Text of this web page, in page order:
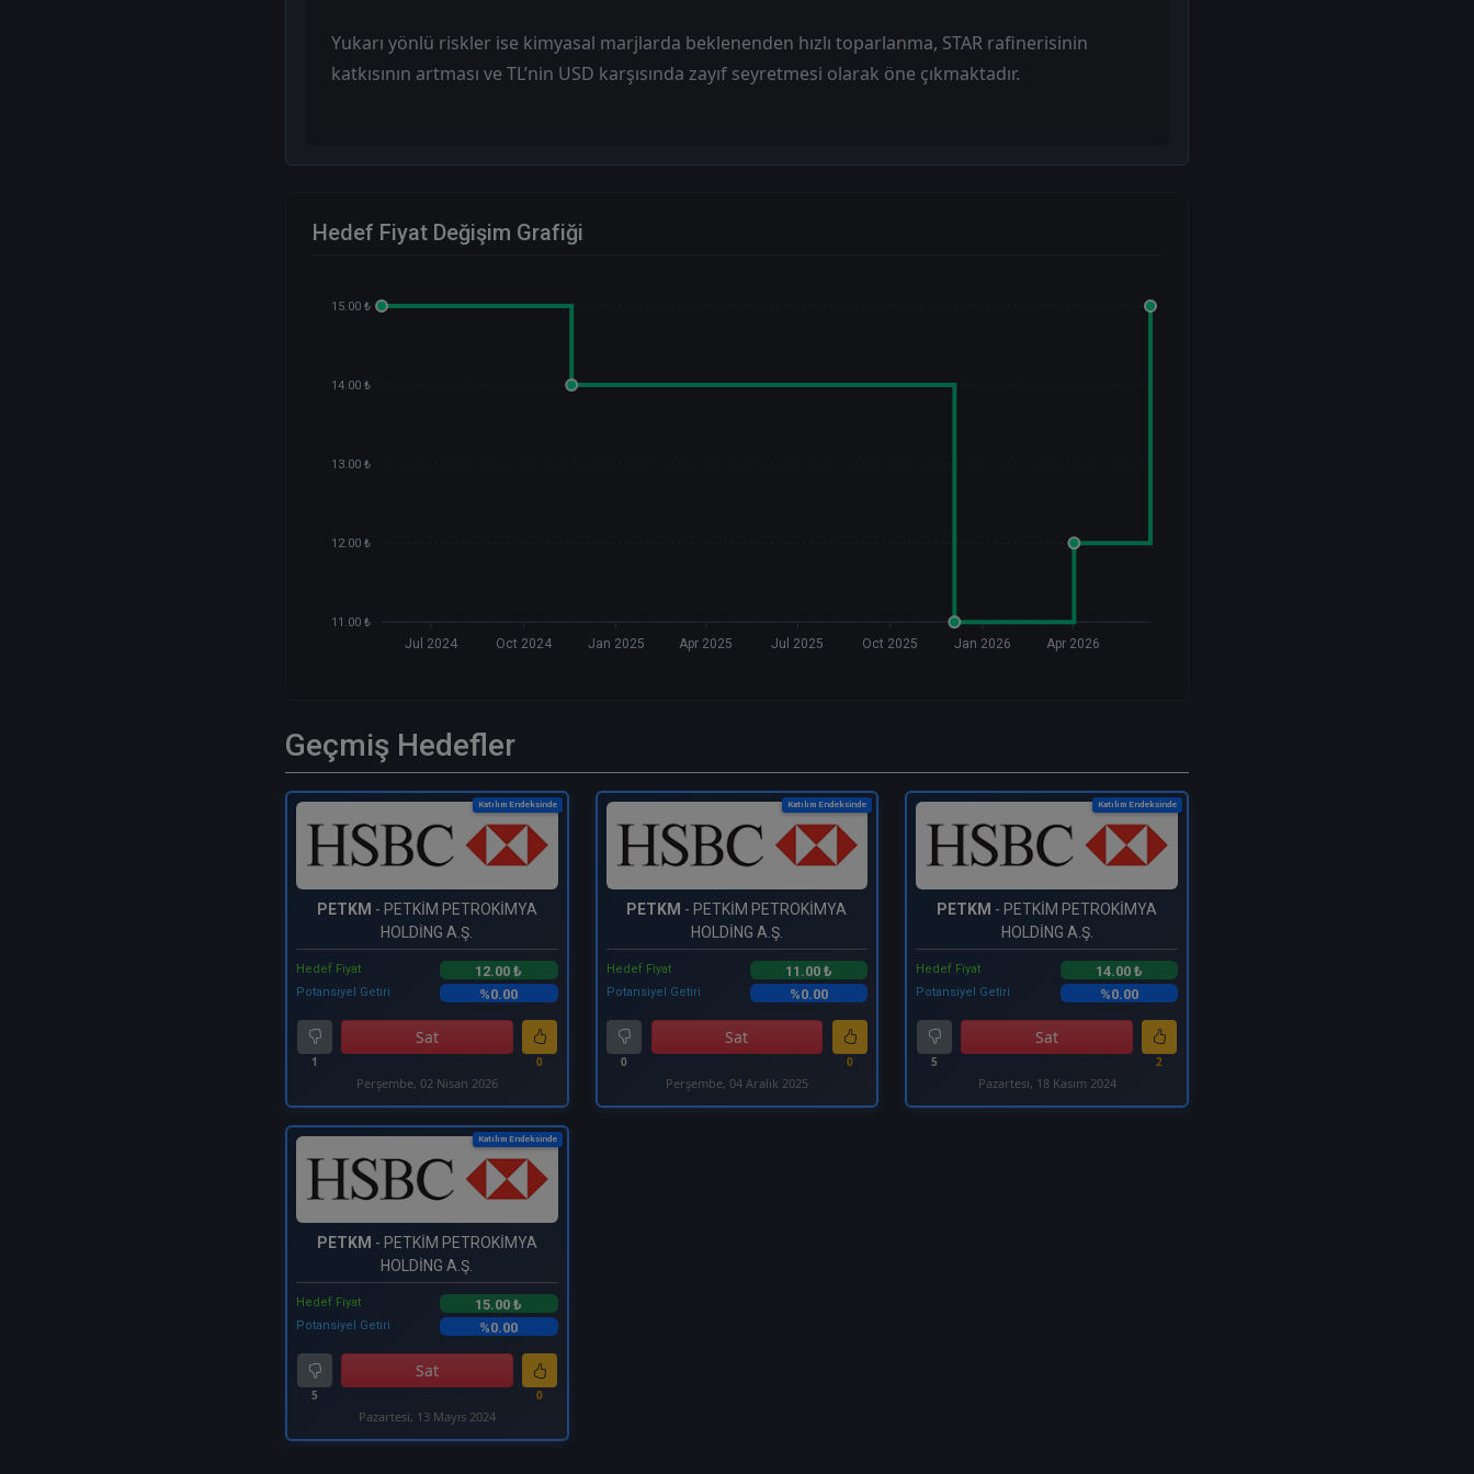
Yukarı yönlü riskler ise kimyasal marjlarda beklenenden hızlı toparlanma, STAR rafinerisinin
katkısının artması ve TL’nin USD karşısında zayıf seyretmesi olarak öne çıkmaktadır.
Hedef Fiyat Değişim Grafiği
15.00 ₺
14.00 ₺
13.00 ₺
12.00 ₺
11.00 ₺
Jul 2024 Oct 2024 Jan 2025 Apr 2025 Jul 2025 Oct 2025 Jan 2026 Apr 2026
Geçmiş Hedefler
Katılım Endeksinde
PETKM - PETKİM PETROKİMYA
HOLDİNG A.Ş.
Hedef Fiyat 12.00 ₺
Potansiyel Getiri %0.00
1
Sat
0
Perşembe, 02 Nisan 2026
Katılım Endeksinde
PETKM - PETKİM PETROKİMYA
HOLDİNG A.Ş.
Hedef Fiyat 11.00 ₺
Potansiyel Getiri %0.00
0
Sat
0
Perşembe, 04 Aralık 2025
Katılım Endeksinde
PETKM - PETKİM PETROKİMYA
HOLDİNG A.Ş.
Hedef Fiyat 14.00 ₺
Potansiyel Getiri %0.00
5
Sat
2
Pazartesi, 18 Kasım 2024
Katılım Endeksinde
PETKM - PETKİM PETROKİMYA
HOLDİNG A.Ş.
Hedef Fiyat 15.00 ₺
Potansiyel Getiri %0.00
5
Sat
0
Pazartesi, 13 Mayıs 2024